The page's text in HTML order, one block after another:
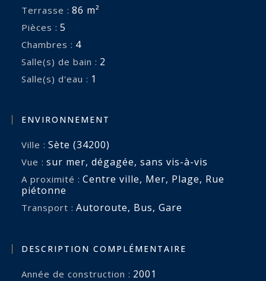
Terrasse : 86 m²
Pièces : 5
Chambres : 4
Salle(s) de bain : 2
Salle(s) d'eau : 1
ENVIRONNEMENT
Ville : Sète (34200)
Vue : sur mer, dégagée, sans vis-à-vis
A proximité : Centre ville, Mer, Plage, Rue
piétonne
Transport : Autoroute, Bus, Gare
DESCRIPTION COMPLÉMENTAIRE
Année de construction : 2001